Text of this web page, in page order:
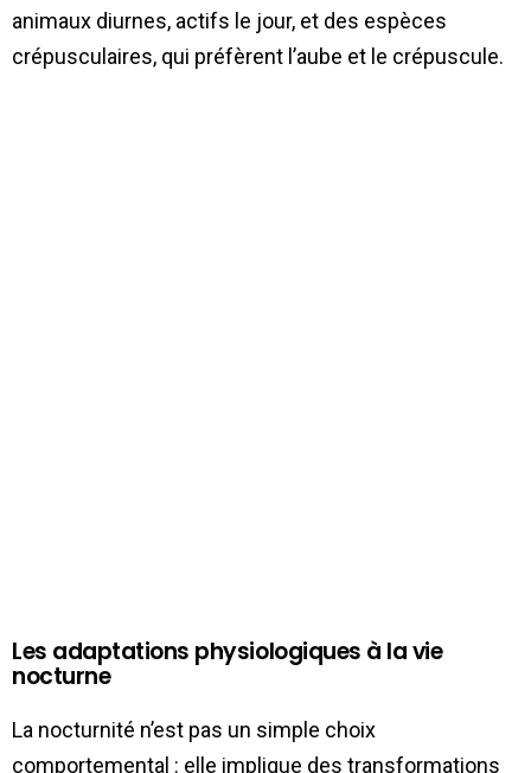
animaux diurnes, actifs le jour, et des espèces
crépusculaires, qui préfèrent l’aube et le crépuscule.
Les adaptations physiologiques à la vie
nocturne
La nocturnité n’est pas un simple choix
comportemental : elle implique des transformations